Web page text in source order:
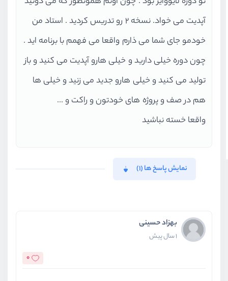
آپدیت می خواد. نسخه 2 رو تدریس کردید . استاد من
خودمو جای شما می ذارم واقعا می فهمم با برنامه اید .
چون دوره خیلی دارید و خیلی هارو آپدیت می کنید و باز
تولید می کنید و خیلی هارو جدید می زنید و خیلی ها
هم در صف و پروژه های خودتون و راکت و ...
واقعا خسته نباشید
نمایش پاسخ ها (1)
بهزاد حسینی
1 سال پیش
0